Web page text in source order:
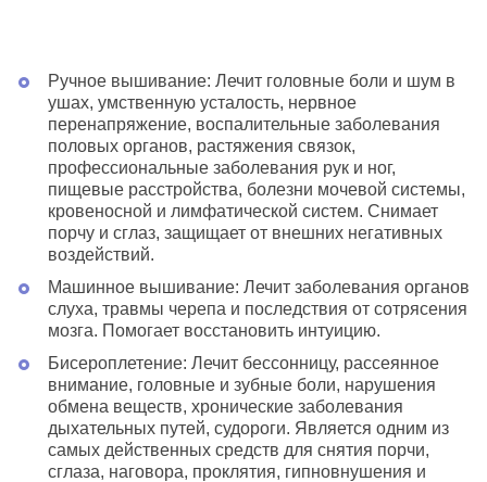
Ручное вышивание: Лечит головные боли и шум в
ушах, умственную усталость, нервное
перенапряжение, воспалительные заболевания
половых органов, растяжения связок,
профессиональные заболевания рук и ног,
пищевые расстройства, болезни мочевой системы,
кровеносной и лимфатической систем. Снимает
порчу и сглаз, защищает от внешних негативных
воздействий.
Машинное вышивание: Лечит заболевания органов
слуха, травмы черепа и последствия от сотрясения
мозга. Помогает восстановить интуицию.
Бисероплетение: Лечит бессонницу, рассеянное
внимание, головные и зубные боли, нарушения
обмена веществ, хронические заболевания
дыхательных путей, судороги. Является одним из
самых действенных средств для снятия порчи,
сглаза, наговора, проклятия, гипновнушения и